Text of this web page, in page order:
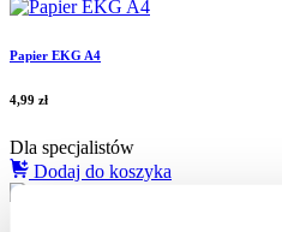
Papier EKG A4
4,99 zł
Dla specjalistów
Dodaj do koszyka